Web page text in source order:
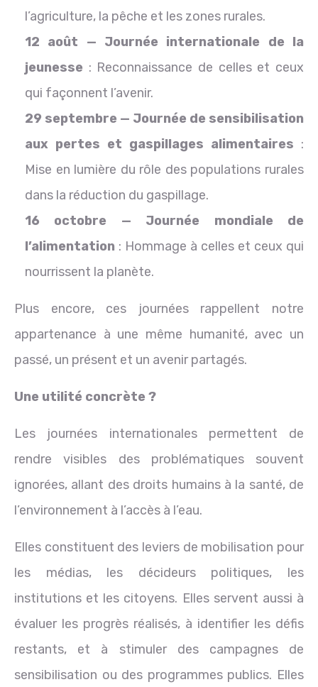
l’agriculture, la pêche et les zones rurales.
12 août — Journée internationale de la
jeunesse : Reconnaissance de celles et ceux
qui façonnent l’avenir.
29 septembre — Journée de sensibilisation
aux pertes et gaspillages alimentaires :
Mise en lumière du rôle des populations rurales
dans la réduction du gaspillage.
16 octobre — Journée mondiale de
l’alimentation : Hommage à celles et ceux qui
nourrissent la planète.
Plus encore, ces journées rappellent notre
appartenance à une même humanité, avec un
passé, un présent et un avenir partagés.
Une utilité concrète ?
Les journées internationales permettent de
rendre visibles des problématiques souvent
ignorées, allant des droits humains à la santé, de
l’environnement à l’accès à l’eau.
Elles constituent des leviers de mobilisation pour
les médias, les décideurs politiques, les
institutions et les citoyens. Elles servent aussi à
évaluer les progrès réalisés, à identifier les défis
restants, et à stimuler des campagnes de
sensibilisation ou des programmes publics. Elles